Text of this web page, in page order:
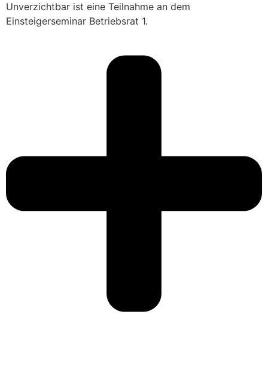
Unverzichtbar ist eine Teilnahme an dem
Einsteigerseminar Betriebsrat 1.